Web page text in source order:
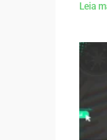
Leia